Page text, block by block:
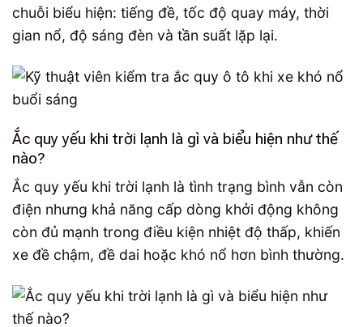
chuỗi biểu hiện: tiếng đề, tốc độ quay máy, thời
gian nổ, độ sáng đèn và tần suất lặp lại.
Ắc quy yếu khi trời lạnh là gì và biểu hiện như thế
nào?
Ắc quy yếu khi trời lạnh là tình trạng bình vẫn còn
điện nhưng khả năng cấp dòng khởi động không
còn đủ mạnh trong điều kiện nhiệt độ thấp, khiến
xe đề chậm, đề dai hoặc khó nổ hơn bình thường.